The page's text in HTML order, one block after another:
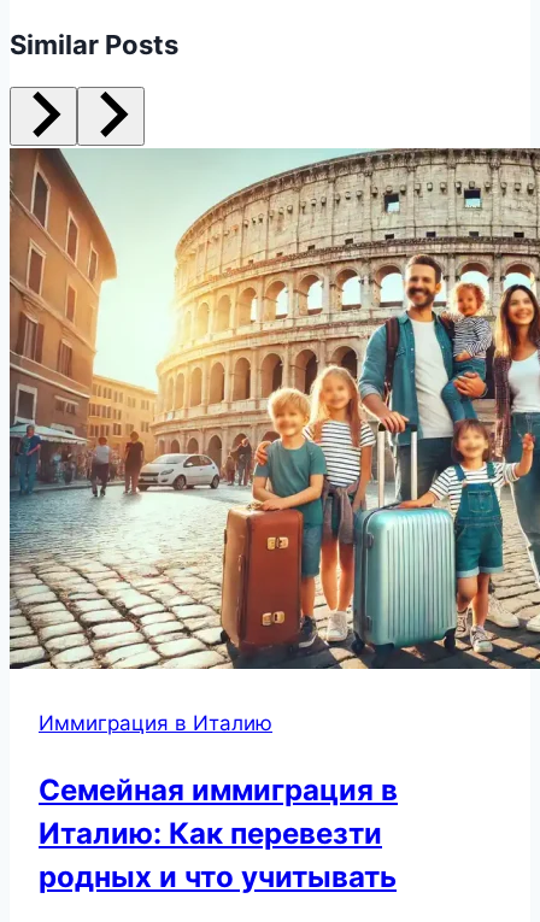
Similar Posts
Иммиграция в Италию
Семейная иммиграция в
Италию: Как перевезти
родных и что учитывать